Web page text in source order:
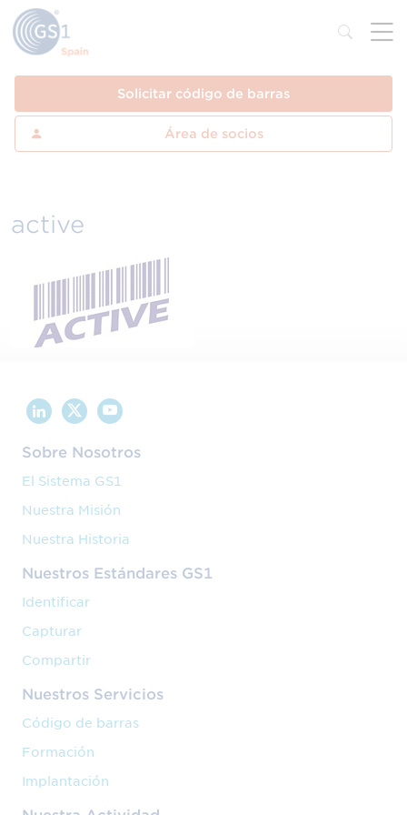
Solicitar código de barras
Área de socios
active
Sobre Nosotros
El Sistema GS1
Nuestra Misión
Nuestra Historia
Nuestros Estándares GS1
Identificar
Capturar
Compartir
Nuestros Servicios
Código de barras
Formación
Implantación